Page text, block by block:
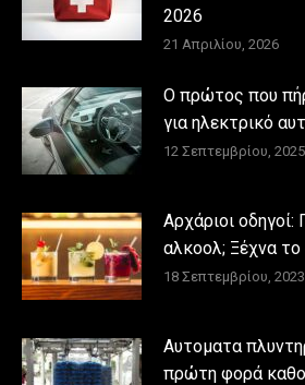
2026
21 Απριλίου, 2026
Ο πρώτος που
για ηλεκτρικό
12 Σεπτεμβρίου, 2025
Αρχάριοι
αλκοολ; Ξέχνα
18 Σεπτεμβρίου, 2023
Αυτοματα
πρώτη φορά